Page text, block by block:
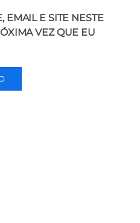
EMAIL E SITE NESTE
VEZ QUE EU